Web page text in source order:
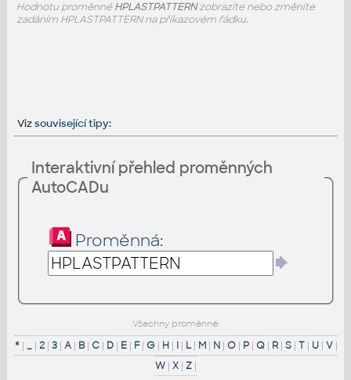
Hodnotu proměnnéHPLASTPATTERNzobrazíte nebo změníte
zadáním HPLASTPATTERN na příkazovém řádku.
Vizsouvisející tipy:
Interaktivní přehled proměnných
AutoCADu
Proměnná:
Všechny proměnné:
*| _| 2| 3| A| B| C| D| E| F| G| H | I| L| M| N| O| P| Q| R| S| T| U| V|
W | X | Z |